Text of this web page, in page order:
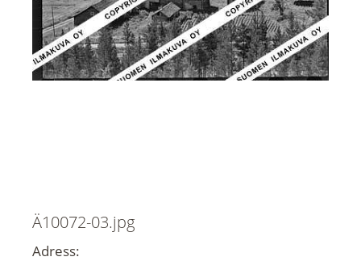
Ä10072-03.jpg
Adress: